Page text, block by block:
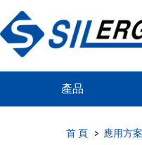
產品
首 頁 應用方案